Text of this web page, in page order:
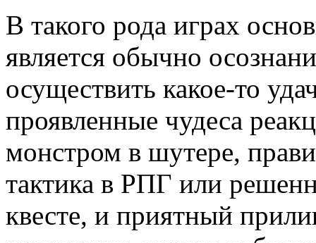
В такого рода играх
является обычно
осуществить какое-то
проявленные чудеса
монстром в шутере,
тактика в РПГ или
квесте, и приятный